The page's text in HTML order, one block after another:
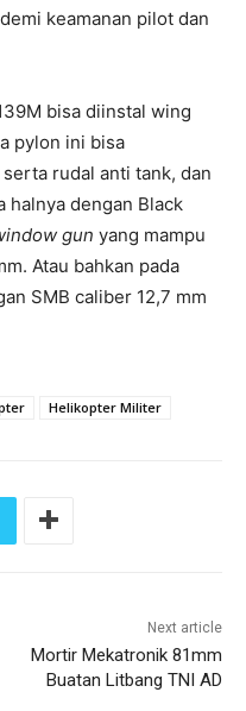
keamanan pilot dan
bisa diinstal wing
pylon ini bisa
rudal anti tank, dan
halnya dengan Black
gun yang mampu
Atau bahkan pada
SMB caliber 12,7 mm
Helikopter Militer
Next article
Mortir Mekatronik 81mm
Buatan Litbang TNI AD